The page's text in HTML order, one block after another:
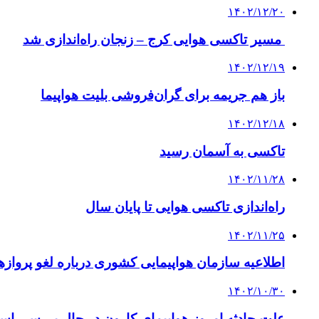
۱۴۰۲/۱۲/۲۰
مسیر تاکسی هوایی کرج – زنجان راه‌اندازی شد
۱۴۰۲/۱۲/۱۹
باز هم جریمه برای گران‌فروشی بلیت هواپیما
۱۴۰۲/۱۲/۱۸
تاکسی به آسمان رسید
۱۴۰۲/۱۱/۲۸
راه‌اندازی تاکسی‌ هوایی تا پایان سال
۱۴۰۲/۱۱/۲۵
اطلاعیه سازمان هواپیمایی کشوری درباره لغو
۱۴۰۲/۱۰/۳۰